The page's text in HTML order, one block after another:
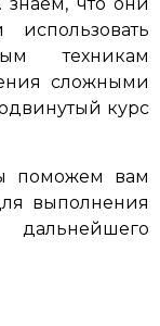
техникам
сложными
курс
поможем вам
выполнения